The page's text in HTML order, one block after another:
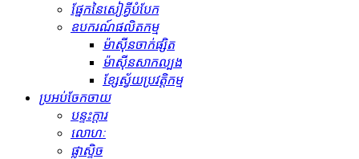
ផ្នែកនៃសៀគ្វីបំបែក
ឧបករណ៍ផលិតកម្ម
ម៉ាស៊ីនចាក់ផ្សិត
ម៉ាស៊ីនសាកល្បង
ខ្សែស្វ័យប្រវត្តិកម្ម
ប្រអប់ចែកចាយ
បន្ទះក្តារ
លោហៈ
ផ្លាស្ទិច